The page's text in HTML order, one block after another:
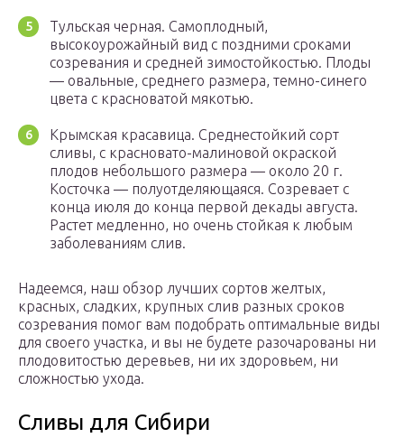
Тульская черная. Самоплодный,
высокоурожайный вид с поздними сроками
созревания и средней зимостойкостью. Плоды
— овальные, среднего размера, темно-синего
цвета с красноватой мякотью.
Крымская красавица. Среднестойкий сорт
сливы, с красновато-малиновой окраской
плодов небольшого размера — около 20 г.
Косточка — полуотделяющаяся. Созревает с
конца июля до конца первой декады августа.
Растет медленно, но очень стойкая к любым
заболеваниям слив.
Надеемся, наш обзор лучших сортов желтых,
красных, сладких, крупных слив разных сроков
созревания помог вам подобрать оптимальные виды
для своего участка, и вы не будете разочарованы ни
плодовитостью деревьев, ни их здоровьем, ни
сложностью ухода.
Сливы для Сибири